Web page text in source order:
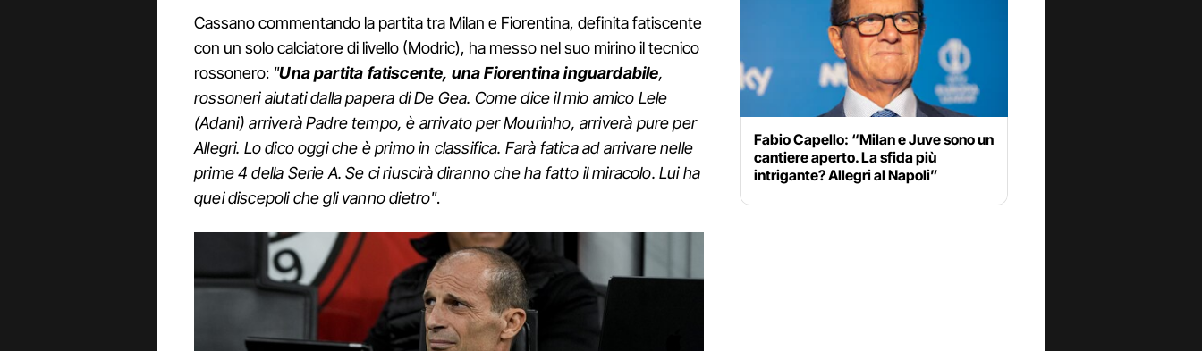
Cassano commentando la partita tra Milan e Fiorentina, definita fatiscente
con un solo calciatore di livello (Modric), ha messo nel suo mirino il tecnico
rossonero: "Una partita fatiscente, una Fiorentina inguardabile,
rossoneri aiutati dalla papera di De Gea. Come dice il mio amico Lele
(Adani) arriverà Padre tempo, è arrivato per Mourinho, arriverà pure per
Allegri. Lo dico oggi che è primo in classifica. Farà fatica ad arrivare nelle
prime 4 della Serie A. Se ci riuscirà diranno che ha fatto il miracolo. Lui ha
quei discepoli che gli vanno dietro".
Fabio Capello: “Milan e Juve sono un
cantiere aperto. La sfida più
intrigante? Allegri al Napoli”